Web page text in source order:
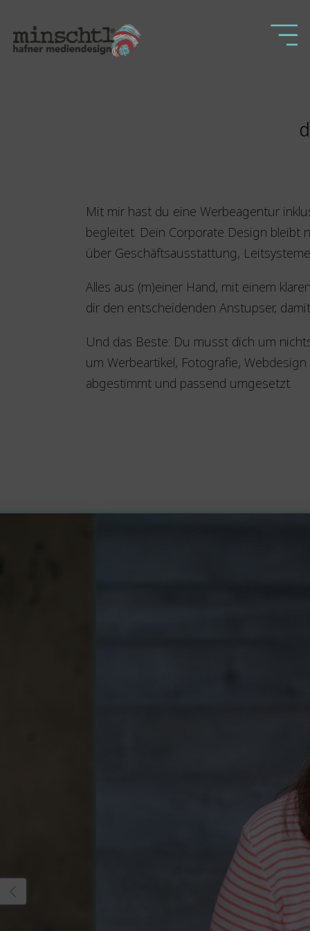
Mit mir hast du eine Werbeagentur
begleitet. Dein Corporate Design
über Geschäftsausstattung,
Alles aus (m)einer Hand, mit einem
dir den entscheidenden Anstupser,
Und das Beste: Du musst dich um
um Werbeartikel, Fotografie,
abgestimmt und passend umgesetzt.